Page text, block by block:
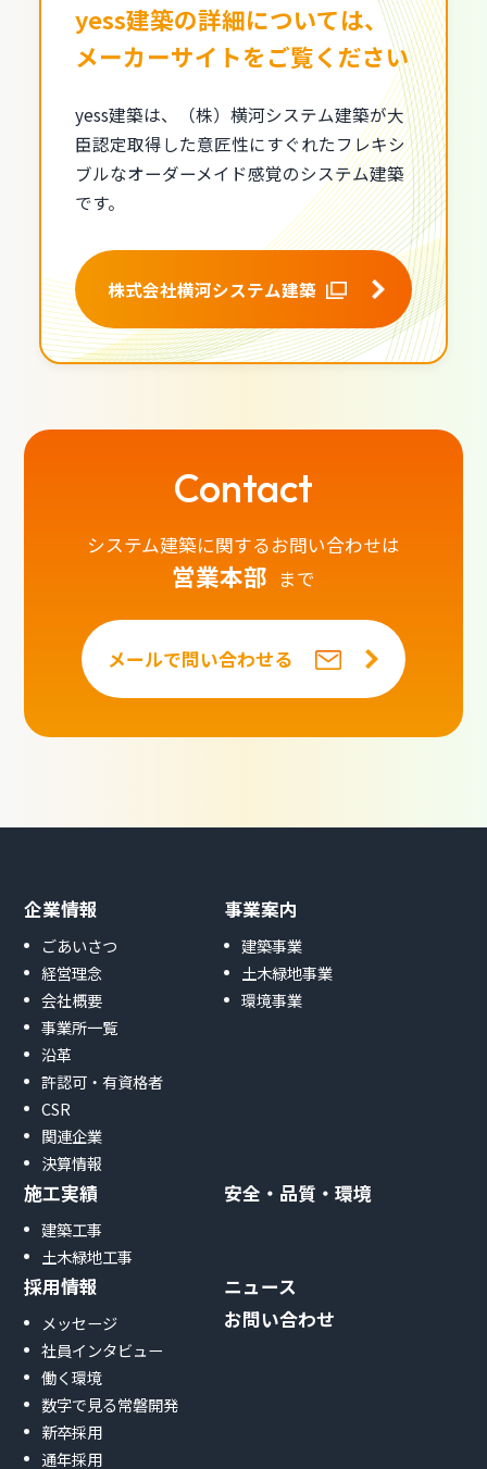
yess建築の詳細については、
メーカーサイトをご覧ください
yess建築は、（株）横河システム建築が大
臣認定取得した意匠性にすぐれたフレキシ
ブルなオーダーメイド感覚のシステム建築
です。
株式会社横河システム建築
Contact
システム建築に関するお問い合わせは
営業本部 まで
メールで問い合わせる
企業情報
ごあいさつ
経営理念
会社概要
事業所一覧
沿革
許認可・有資格者
CSR
関連企業
決算情報
事業案内
建築事業
土木緑地事業
環境事業
施工実績
建築工事
土木緑地工事
安全・品質・環境
採用情報
メッセージ
社員インタビュー
働く環境
数字で見る常磐開発
新卒採用
通年採用
ニュース
お問い合わせ